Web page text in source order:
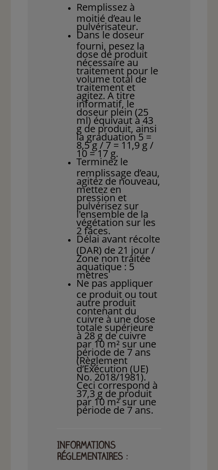
Remplissez à
moitié d’eau le
pulvérisateur.
Dans le doseur
fourni, pesez la
dose de produit
nécessaire au
traitement pour le
volume total de
traitement et
agitez. A titre
informatif, le
doseur plein (25
ml) équivaut à 43
g de produit, ainsi
la graduation 5 =
8,5 g / 7 = 11,9 g /
10 = 17 g.
Terminez le
remplissage d’eau,
agitez de nouveau,
mettez en
pression et
pulvérisez sur
l'ensemble de la
végétation sur les
2 faces.
Délai avant récolte
(DAR) de 21 jour /
Zone non traitée
aquatique : 5
mètres
Ne pas appliquer
ce produit ou tout
autre produit
contenant du
cuivre à une dose
totale supérieure
à 28 g de cuivre
par 10 m² sur une
période de 7 ans
(Règlement
d’Exécution (UE)
No. 2018/1981).
Ceci correspond à
37,3 g de produit
par 10 m² sur une
période de 7 ans.
INFORMATIONS
RÉGLEMENTAIRES :